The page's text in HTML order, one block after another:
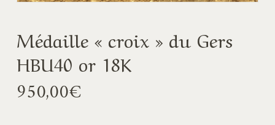
Médaille « croix » du Gers
HBU40 or 18K
950,00€